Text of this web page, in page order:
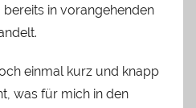
bereits in vorangehenden
einmal kurz und knapp
was für mich in den